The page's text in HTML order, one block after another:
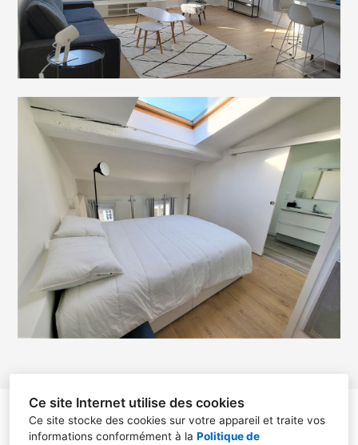
Ce site Internet utilise des cookies
Ce site stocke des cookies sur votre appareil et traite vos
informations conformément à la Politique de
christelle teyssier